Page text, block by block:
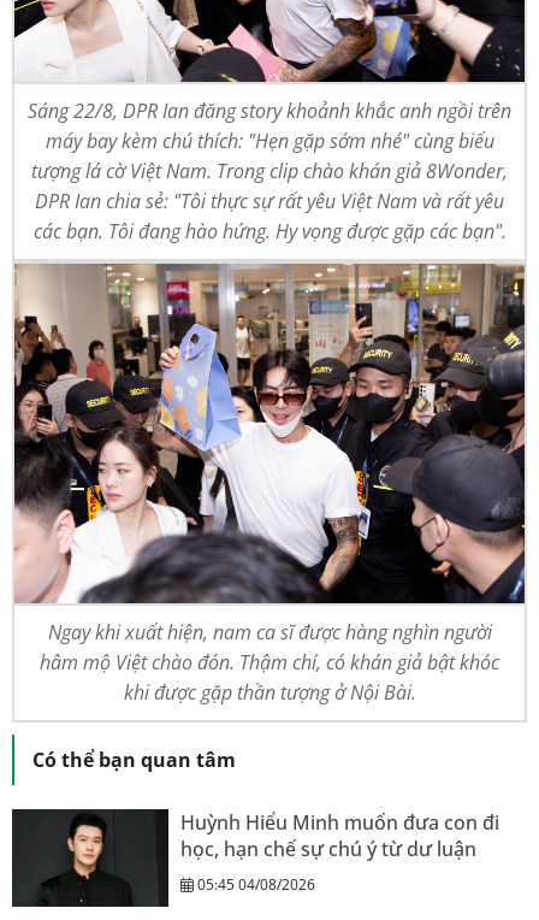
Sáng 22/8, DPR Ian đăng story khoảnh khắc anh ngồi trên
máy bay kèm chú thích: "Hẹn gặp sớm nhé" cùng biểu
tượng lá cờ Việt Nam. Trong clip chào khán giả 8Wonder,
DPR Ian chia sẻ: "Tôi thực sự rất yêu Việt Nam và rất yêu
các bạn. Tôi đang hào hứng. Hy vọng được gặp các bạn".
Ngay khi xuất hiện, nam ca sĩ được hàng nghìn người
hâm mộ Việt chào đón. Thậm chí, có khán giả bật khóc
khi được gặp thần tượng ở Nội Bài.
Có thể bạn quan tâm
Huỳnh Hiểu Minh muốn đưa con đi
học, hạn chế sự chú ý từ dư luận
05:45 04/08/2026